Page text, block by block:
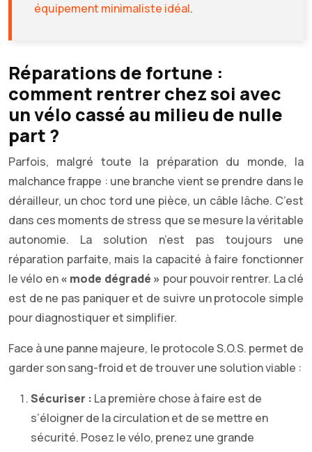
équipement minimaliste idéal.
Réparations de fortune :
comment rentrer chez soi avec
un vélo cassé au milieu de nulle
part ?
Parfois, malgré toute la préparation du monde, la
malchance frappe : une branche vient se prendre dans le
dérailleur, un choc tord une pièce, un câble lâche. C’est
dans ces moments de stress que se mesure la véritable
autonomie. La solution n’est pas toujours une
réparation parfaite, mais la capacité à faire fonctionner
le vélo en« mode dégradé » pour pouvoir rentrer. La clé
est de ne pas paniquer et de suivre un protocole simple
pour diagnostiquer et simplifier.
Face à une panne majeure, le protocole S.O.S. permet de
garder son sang-froid et de trouver une solution viable :
Sécuriser : La première chose à faire est de
s’éloigner de la circulation et de se mettre en
sécurité. Posez le vélo, prenez une grande